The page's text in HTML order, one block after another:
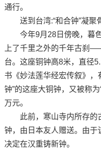
通行。
送到台湾:“和合钟”凝聚
今年9月28日傍晚，暮色
上了千里之外的千年古刹
台。这座铜钟高8米，直径
书《妙法莲华经宏传叙》，
钟”的这座大铜钟，又被称
万元。
此前，寒山寺内所存的
钟，由日本友人赠送。由
决定在汉重铸新钟。